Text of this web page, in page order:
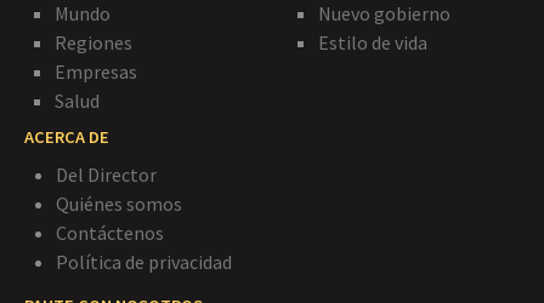
Mundo
Regiones
Empresas
Salud
Nuevo gobierno
Estilo de vida
ACERCA DE
Del Director
Quiénes somos
Contáctenos
Política de privacidad